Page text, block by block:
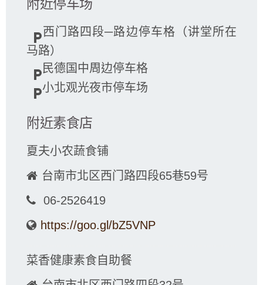
附近停车场
local_parking西门路四段─路边停车格（讲堂所在
马路）
local_parking民德国中周边停车格
local_parking小北观光夜市停车场
附近素食店
夏夫小农蔬食铺
台南市北区西门路四段65巷59号
06-2526419
https://goo.gl/bZ5VNP
菜香健康素食自助餐